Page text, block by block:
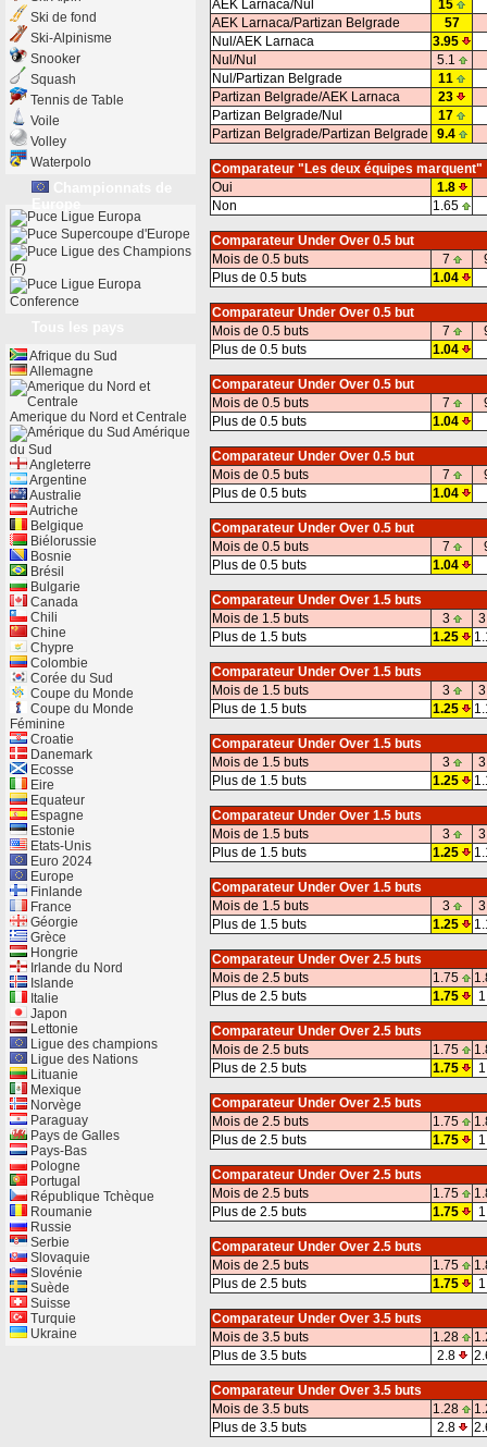
AEK Larnaca/Nul
15
AEK Larnaca/Partizan Belgrade
57
Nul/AEK Larnaca
3.95
Nul/Nul
5.1
Nul/Partizan Belgrade
11
Partizan Belgrade/AEK Larnaca
23
Partizan Belgrade/Nul
17
Partizan Belgrade/Partizan Belgrade
9.4
Comparateur "Les deux équipes marquent"
Oui
1.8
Non
1.65
Comparateur Under Over 0.5 but
Mois de 0.5 buts
7
Plus de 0.5 buts
1.04
Comparateur Under Over 0.5 but
Mois de 0.5 buts
7
Plus de 0.5 buts
1.04
Comparateur Under Over 0.5 but
Mois de 0.5 buts
7
Plus de 0.5 buts
1.04
Comparateur Under Over 0.5 but
Mois de 0.5 buts
7
Plus de 0.5 buts
1.04
Comparateur Under Over 0.5 but
Mois de 0.5 buts
7
Plus de 0.5 buts
1.04
Comparateur Under Over 1.5 buts
Mois de 1.5 buts
3
Plus de 1.5 buts
1.25
Comparateur Under Over 1.5 buts
Mois de 1.5 buts
3
Plus de 1.5 buts
1.25
Comparateur Under Over 1.5 buts
Mois de 1.5 buts
3
Plus de 1.5 buts
1.25
Comparateur Under Over 1.5 buts
Mois de 1.5 buts
3
Plus de 1.5 buts
1.25
Comparateur Under Over 1.5 buts
Mois de 1.5 buts
3
Plus de 1.5 buts
1.25
Comparateur Under Over 2.5 buts
Mois de 2.5 buts
1.75
Plus de 2.5 buts
1.75
Comparateur Under Over 2.5 buts
Mois de 2.5 buts
1.75
Plus de 2.5 buts
1.75
Comparateur Under Over 2.5 buts
Mois de 2.5 buts
1.75
Plus de 2.5 buts
1.75
Comparateur Under Over 2.5 buts
Mois de 2.5 buts
1.75
Plus de 2.5 buts
1.75
Comparateur Under Over 2.5 buts
Mois de 2.5 buts
1.75
Plus de 2.5 buts
1.75
Comparateur Under Over 3.5 buts
Mois de 3.5 buts
1.28
Plus de 3.5 buts
2.8
Comparateur Under Over 3.5 buts
Mois de 3.5 buts
1.28
Plus de 3.5 buts
2.8
Ski de fond
Ski-Alpinisme
Snooker
Squash
Tennis de Table
Voile
Volley
Waterpolo
Ligue Europa
Supercoupe d'Europe
Ligue des Champions
(F)
Ligue Europa
Conference
Afrique du Sud
Allemagne
Amerique du Nord et Centrale
Amérique
du Sud
Angleterre
Argentine
Australie
Autriche
Belgique
Biélorussie
Bosnie
Brésil
Bulgarie
Canada
Chili
Chine
Chypre
Colombie
Corée du Sud
Coupe du Monde
Coupe du Monde
Féminine
Croatie
Danemark
Ecosse
Eire
Equateur
Espagne
Estonie
Etats-Unis
Euro 2024
Europe
Finlande
France
Géorgie
Grèce
Hongrie
Irlande du Nord
Islande
Italie
Japon
Lettonie
Ligue des champions
Ligue des Nations
Lituanie
Mexique
Norvège
Paraguay
Pays de Galles
Pays-Bas
Pologne
Portugal
République Tchèque
Roumanie
Russie
Serbie
Slovaquie
Slovénie
Suède
Suisse
Turquie
Ukraine